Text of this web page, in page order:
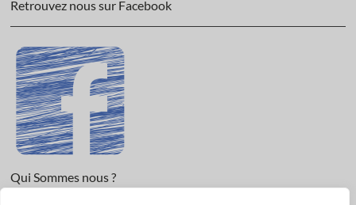
Retrouvez nous sur Facebook
Qui Sommes nous ?